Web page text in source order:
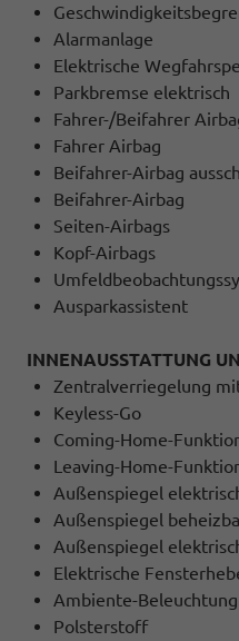
Alarmanlage
Elektrische
Parkbremse elektrisch
Fahrer-/Beifahrer
Fahrer Airbag
Beifahrer-Airbag
Beifahrer-Airbag
Seiten-Airbags
Kopf-Airbags
Ausparkassistent
INNENAUSSTATTUNG
Zentralverriegelung
Keyless-Go
Coming-Home-
Leaving-Home-
Außenspiegel
Außenspiegel
Außenspiegel
Elektrische
Ambiente-Beleuchtung
Polsterstoff